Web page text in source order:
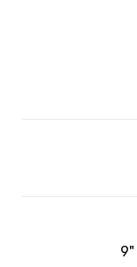
עבודת צבע שלכם עם פד לצביעה מתכוונן "9